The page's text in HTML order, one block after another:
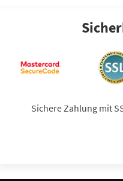
Sichere Zahlung mit